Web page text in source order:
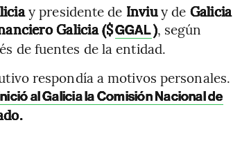
y presidente de Inviuy de Galicia
Galicia ($GGAL), según
de fuentes de la entidad.
respondía a motivos personales.
al Galicia la Comisión Nacional de